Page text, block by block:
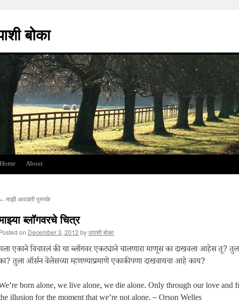
बोका
Home About
माझी आवडती पुस्तके
ब्लॉगवरचे चित्र
on December 3, 2012 byउपाशी बोका
एकाने विचारलं की या ब्लॉगवर एकट्याने चालणारा माणूस का दाखवला आहेस तू?
तुला ऑर्सन वेलेसच्या म्हणण्याप्रमाणे एकाकीपणा दाखवायचा आहे काय?
born alone, we live alone, we die alone. Only through our love and
illusion for the moment that we’re not alone. – Orson Welles